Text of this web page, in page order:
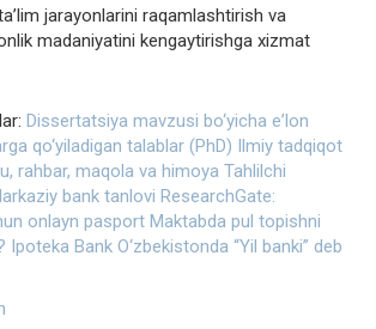
jarayonlarini raqamlashtirish va
madaniyatini kengaytirishga xizmat
Dissertatsiya mavzusi bo‘yicha eʼlon
qo‘yiladigan talablar (PhD) Ilmiy tadqiqot
rahbar, maqola va himoya Tahlilchi
bank tanlovi ResearchGate:
onlayn pasport Maktabda pul topishni
Ipoteka Bank O‘zbekistonda “Yil banki” deb